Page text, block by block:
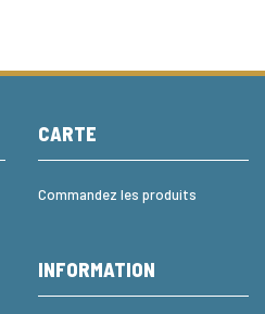
CARTE
Commandez les produits
INFORMATION